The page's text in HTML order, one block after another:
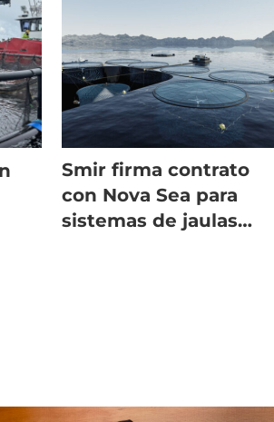
Smir firma contrato
con Nova Sea para
sistemas de jaulas